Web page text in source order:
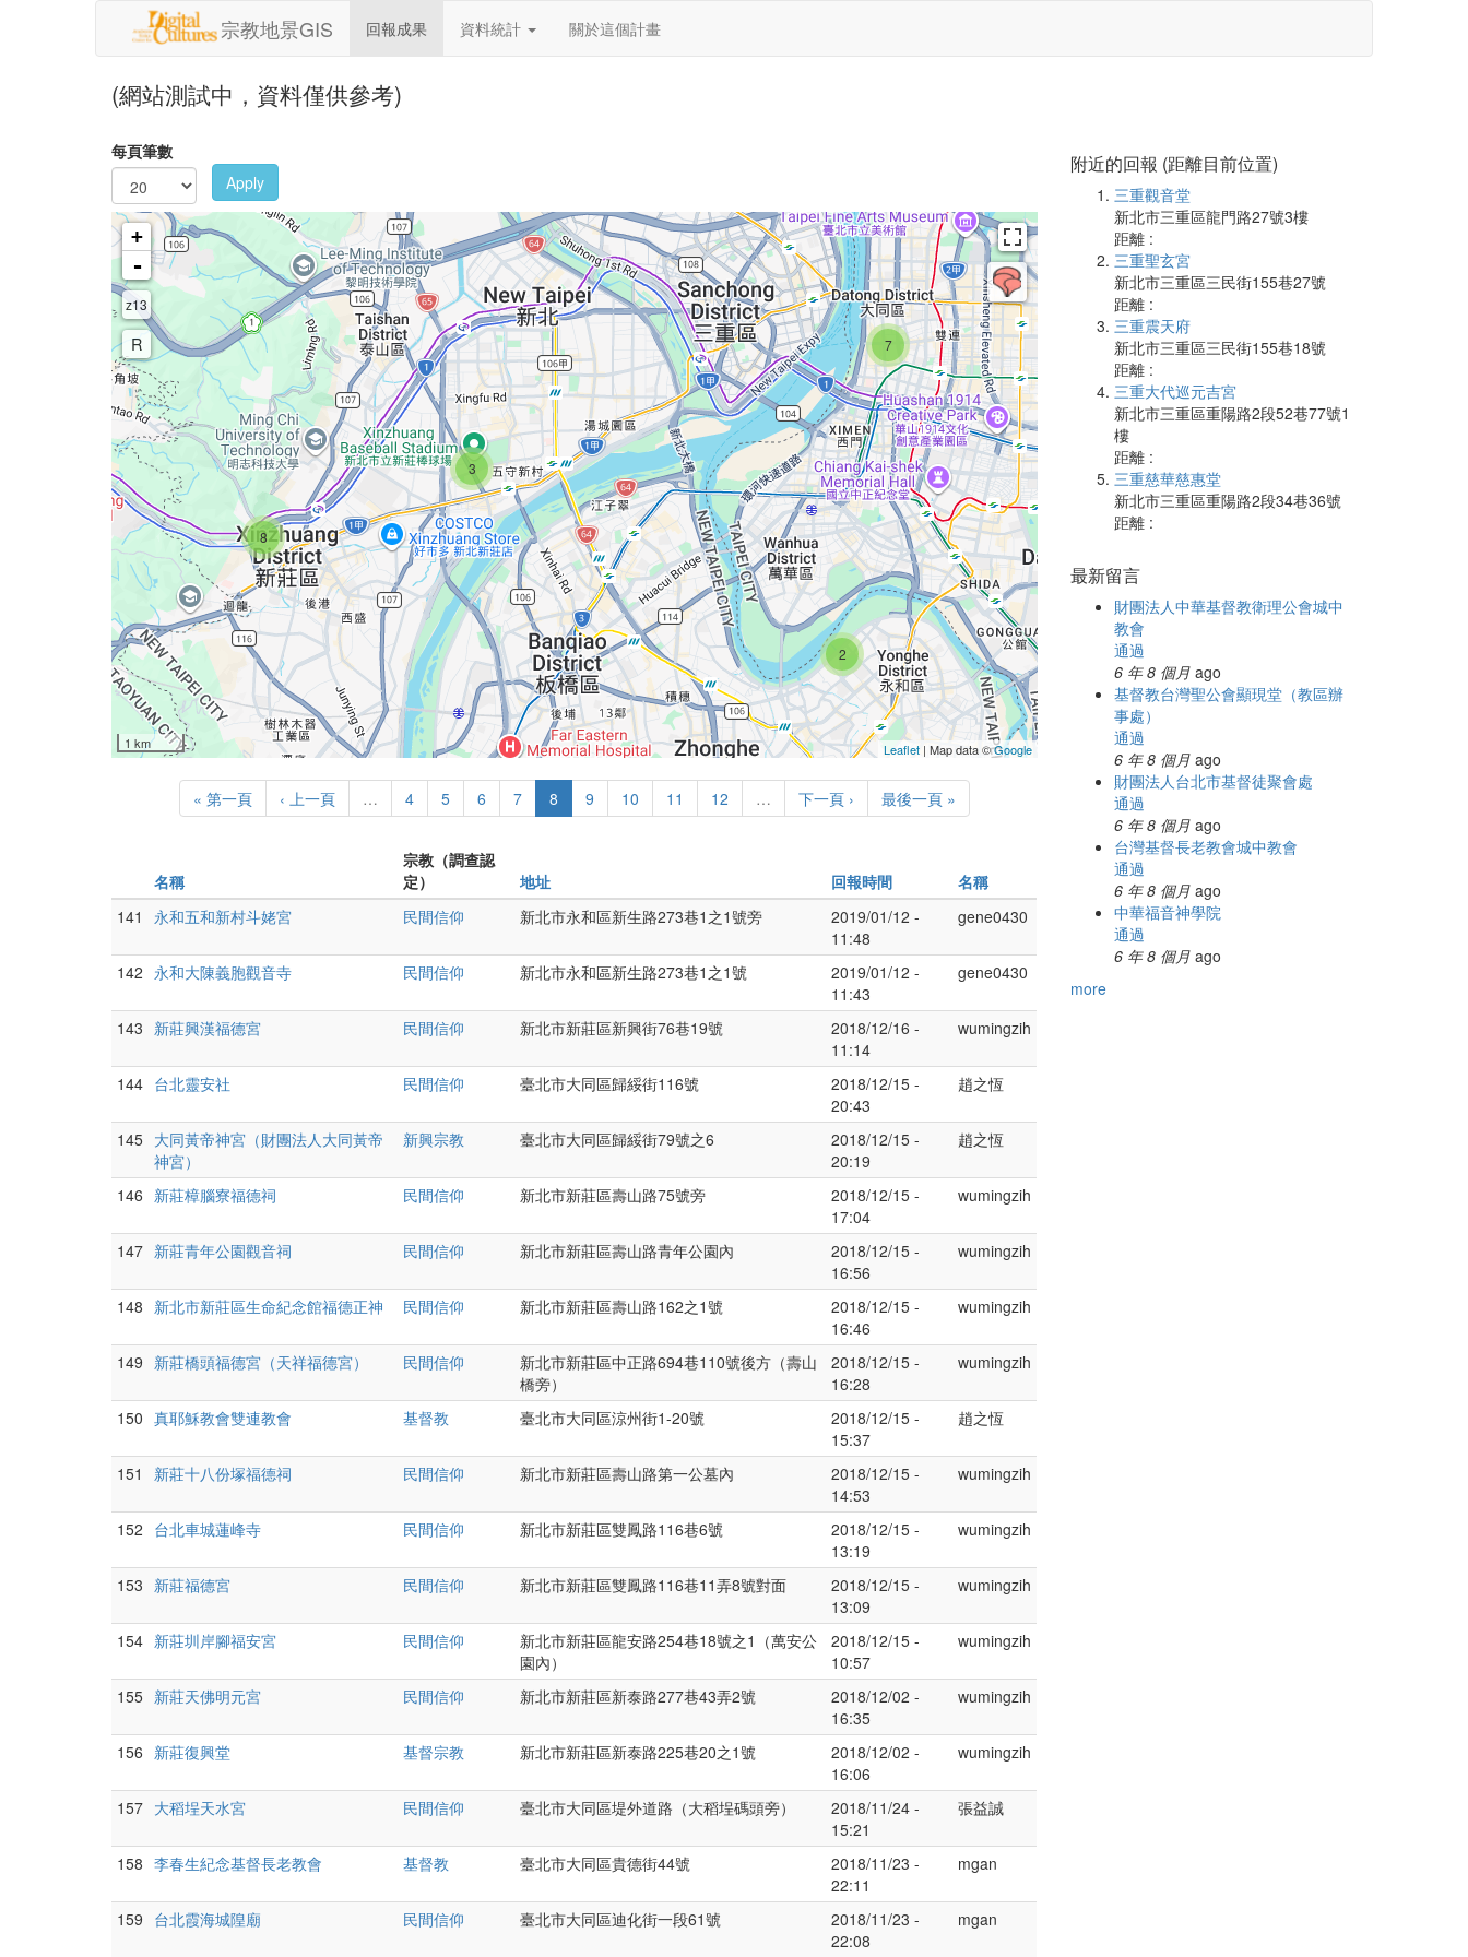
宗教地景GIS 回報成果 資料統計 關於這個計畫
(網站測試中，資料僅供參考)
每頁筆數
Apply
2
7
3
8
+
-
z13
R
1 km Leaflet| Map data ©Google
« 第一頁 ‹ 上一頁 … 4 5 6 7 8 9 10 11 12 … 下一頁 › 最後一頁 »
名稱
宗教（調查認
定）
地址 回報時間
名稱
141
永和五和新村斗姥宮 民間信仰 新北市永和區新生路273巷1之1號旁
2019/01/12 -
11:48
gene0430
142 永和大陳義胞觀音寺 民間信仰 新北市永和區新生路273巷1之1號
2019/01/12 -
11:43
gene0430
143 新莊興漢福德宮 民間信仰 新北市新莊區新興街76巷19號
2018/12/16 -
11:14
wumingzih
144 台北靈安社 民間信仰 臺北市大同區歸綏街116號
2018/12/15 -
20:43
趙之恆
145 大同黃帝神宮（財團法人大同黃帝
神宮）
新興宗教 臺北市大同區歸綏街79號之6
2018/12/15 -
20:19
趙之恆
146 新莊樟腦寮福德祠 民間信仰 新北市新莊區壽山路75號旁
2018/12/15 -
17:04
wumingzih
147 新莊青年公園觀音祠 民間信仰 新北市新莊區壽山路青年公園內
2018/12/15 -
16:56
wumingzih
148 新北市新莊區生命紀念館福德正神 民間信仰 新北市新莊區壽山路162之1號
2018/12/15 -
16:46
wumingzih
149 新莊橋頭福德宮（天祥福德宮） 民間信仰
新北市新莊區中正路694巷110號後方（壽山
橋旁）
2018/12/15 -
16:28
wumingzih
150 真耶穌教會雙連教會 基督教 臺北市大同區涼州街1-20號
2018/12/15 -
15:37
趙之恆
151 新莊十八份塚福德祠 民間信仰 新北市新莊區壽山路第一公墓內
2018/12/15 -
14:53
wumingzih
152 台北車城蓮峰寺 民間信仰 新北市新莊區雙鳳路116巷6號
2018/12/15 -
13:19
wumingzih
153 新莊福德宮 民間信仰 新北市新莊區雙鳳路116巷11弄8號對面
2018/12/15 -
13:09
wumingzih
154 新莊圳岸腳福安宮 民間信仰
新北市新莊區龍安路254巷18號之1（萬安公
園內）
2018/12/15 -
10:57
wumingzih
155 新莊天佛明元宮 民間信仰 新北市新莊區新泰路277巷43弄2號
2018/12/02 -
16:35
wumingzih
156 新莊復興堂 基督宗教 新北市新莊區新泰路225巷20之1號
2018/12/02 -
16:06
wumingzih
157 大稻埕天水宮 民間信仰 臺北市大同區堤外道路（大稻埕碼頭旁）
2018/11/24 -
15:21
張益誠
158 李春生紀念基督長老教會 基督教 臺北市大同區貴德街44號
2018/11/23 -
22:11
mgan
159 台北霞海城隍廟 民間信仰 臺北市大同區迪化街一段61號
2018/11/23 -
22:08
mgan
附近的回報 (距離目前位置)
三重觀音堂
新北市三重區龍門路27號3樓
距離 :
三重聖玄宮
新北市三重區三民街155巷27號
距離 :
三重震天府
新北市三重區三民街155巷18號
距離 :
三重大代巡元吉宮
新北市三重區重陽路2段52巷77號1
樓
距離 :
三重慈華慈惠堂
新北市三重區重陽路2段34巷36號
距離 :
最新留言
財團法人中華基督教衛理公會城中
教會
通過
6 年 8 個月ago
基督教台灣聖公會顯現堂（教區辦
事處）
通過
6 年 8 個月ago
財團法人台北市基督徒聚會處
通過
6 年 8 個月ago
台灣基督長老教會城中教會
通過
6 年 8 個月ago
中華福音神學院
通過
6 年 8 個月ago
more